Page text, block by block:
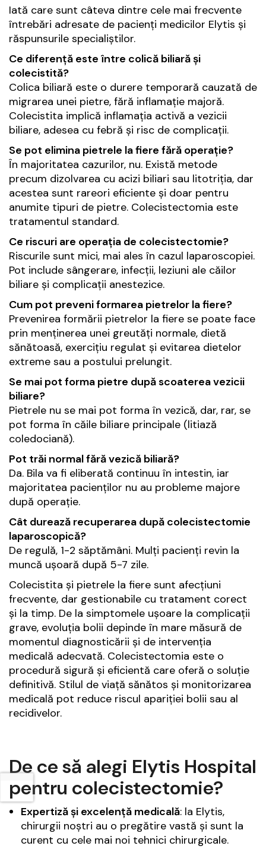
Iată care sunt câteva dintre cele mai frecvente
întrebări adresate de pacienți medicilor Elytis și
răspunsurile specialiștilor.
Ce diferență este între colică biliară și
colecistită?
Colica biliară este o durere temporară cauzată de
migrarea unei pietre, fără inflamație majoră.
Colecistita implică inflamația activă a vezicii
biliare, adesea cu febră și risc de complicații.
Se pot elimina pietrele la fiere fără operație?
În majoritatea cazurilor, nu. Există metode
precum dizolvarea cu acizi biliari sau litotriția, dar
acestea sunt rareori eficiente și doar pentru
anumite tipuri de pietre. Colecistectomia este
tratamentul standard.
Ce riscuri are operația de colecistectomie?
Riscurile sunt mici, mai ales în cazul laparoscopiei.
Pot include sângerare, infecții, leziuni ale căilor
biliare și complicații anestezice.
Cum pot preveni formarea pietrelor la fiere?
Prevenirea formării pietrelor la fiere se poate face
prin menținerea unei greutăți normale, dietă
sănătoasă, exercițiu regulat și evitarea dietelor
extreme sau a postului prelungit.
Se mai pot forma pietre după scoaterea vezicii
biliare?
Pietrele nu se mai pot forma în vezică, dar, rar, se
pot forma în căile biliare principale (litiază
coledociană).
Pot trăi normal fără vezică biliară?
Da. Bila va fi eliberată continuu în intestin, iar
majoritatea pacienților nu au probleme majore
după operație.
Cât durează recuperarea după colecistectomie
laparoscopică?
De regulă, 1-2 săptămâni. Mulți pacienți revin la
muncă ușoară după 5-7 zile.
Colecistita și pietrele la fiere sunt afecțiuni
frecvente, dar gestionabile cu tratament corect
și la timp. De la simptomele ușoare la complicații
grave, evoluția bolii depinde în mare măsură de
momentul diagnosticării și de intervenția
medicală adecvată. Colecistectomia este o
procedură sigură și eficientă care oferă o soluție
definitivă. Stilul de viață sănătos și monitorizarea
medicală pot reduce riscul apariției bolii sau al
recidivelor.
De ce să alegi Elytis Hospital
pentru colecistectomie?
Expertiză și excelență medicală: la Elytis,
chirurgii noștri au o pregătire vastă și sunt la
curent cu cele mai noi tehnici chirurgicale.